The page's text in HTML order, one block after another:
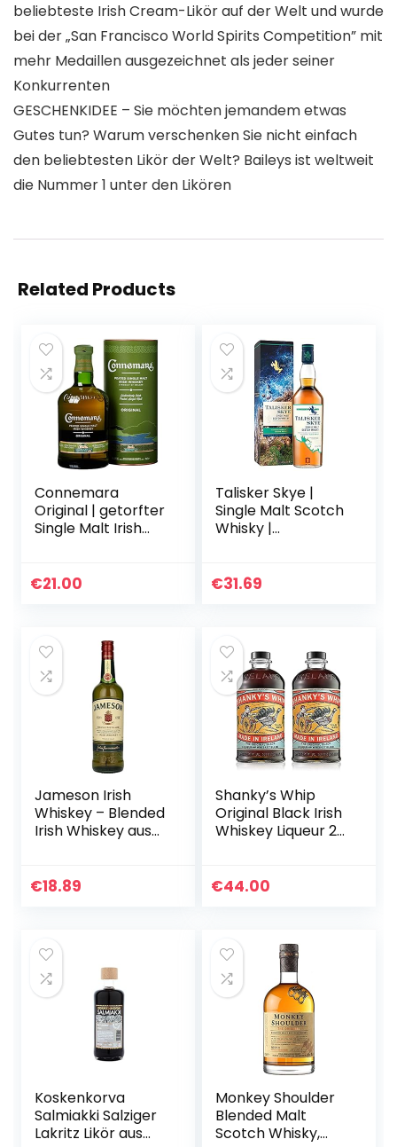
beliebteste Irish Cream-Likör auf der Welt und wurde
bei der „San Francisco World Spirits Competition” mit
mehr Medaillen ausgezeichnet als jeder seiner
Konkurrenten
GESCHENKIDEE – Sie möchten jemandem etwas
Gutes tun? Warum verschenken Sie nicht einfach
den beliebtesten Likör der Welt? Baileys ist weltweit
die Nummer 1 unter den Likören
Related Products
Connemara
Original | getorfter
Single Malt Irish
ung | mit
€21.00
Talisker Skye |
Single Malt Scotch
Whisky |
Single Malt |
€31.69
Jameson Irish
Whiskey – Blended
Irish Whiskey aus
Still und Grain
€18.89
Shanky’s Whip
Original Black Irish
Whiskey Liqueur 2x
einer ordentlichen
€44.00
Koskenkorva
Salmiakki Salziger
Lakritz Likör aus
Monkey Shoulder
Blended Malt
Scotch Whisky,